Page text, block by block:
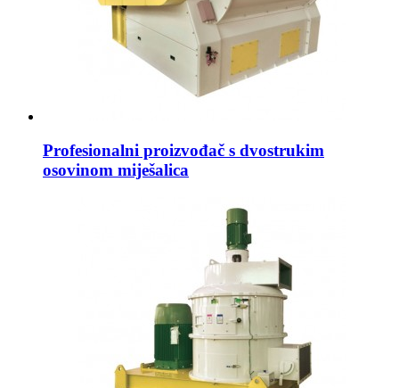
Profesionalni proizvođač s dvostrukim
osovinom miješalica